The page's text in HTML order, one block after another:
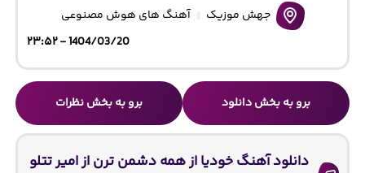
جهش موزیک
آهنگ های هوش مصنوعی
1404/03/20 - ۲۳:۵۲
برو به بخش دانلود برو به بخش نظرات
دانلود آهنگ خودیا از همه دشمن ترن از امیر تتلو